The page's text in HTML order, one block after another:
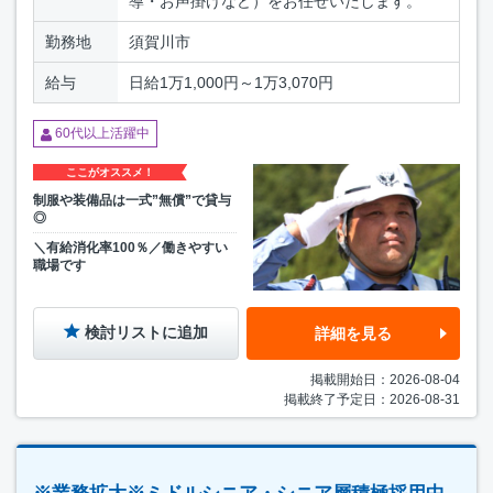
勤務地 須賀川市
給与 日給1万1,000円～1万3,070円
60代以上活躍中
ここがオススメ！
制服や装備品は一式”無償”で貸与
◎
＼有給消化率100％／働きやすい
職場です
検討リストに追加 詳細を見る
掲載開始日：2026-08-04
掲載終了予定日：2026-08-31